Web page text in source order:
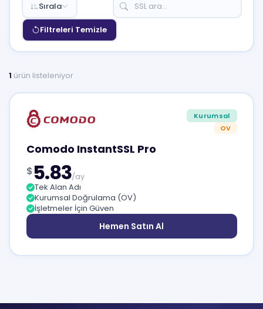
Sırala
Filtreleri Temizle
1 ürün listeleniyor
Kurumsal
OV
Comodo InstantSSL Pro
$5.83/ay
Tek Alan Adı
Kurumsal Doğrulama (OV)
İşletmeler İçin Güven
Hemen Satın Al